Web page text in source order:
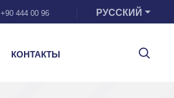
+90 444 00 96 РУССКИЙ
КОНТАКТЫ